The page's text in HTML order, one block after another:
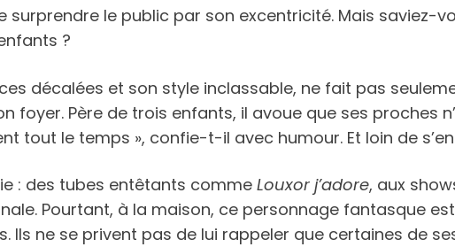
surprendre le public par son excentricité. Mais saviez-
?
décalées et son style inclassable, ne fait pas
foyer. Père de trois enfants, il avoue que ses proches
tout le temps », confie-t-il avec humour. Et loin de
: des tubes entêtants comme Louxor j’adore, aux
Pourtant, à la maison, ce personnage fantasque
Ils ne se privent pas de lui rappeler que certaines de